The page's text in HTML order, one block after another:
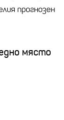
прогнозен
място